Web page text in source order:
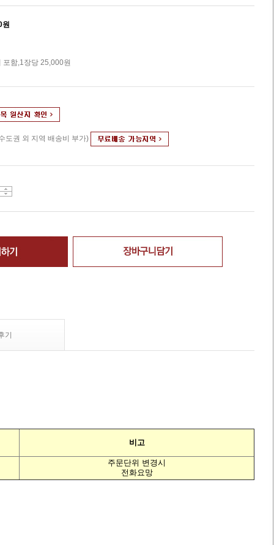
원
포함,1장당 25,000원
도권 외 지역 배송비 부가)
기
비고
주문단위 변경시
전화요망